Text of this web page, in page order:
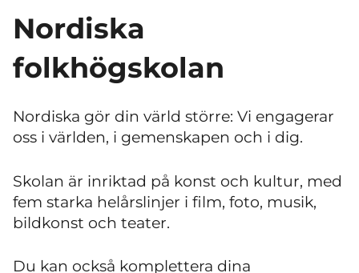
Nordiska
folkhögskolan
Nordiska gör din värld större: Vi engagerar
oss i världen, i gemenskapen och i dig.
Skolan är inriktad på konst och kultur, med
fem starka helårslinjer i film, foto, musik,
bildkonst och teater.
Du kan också komplettera dina